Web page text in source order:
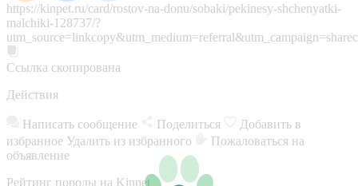
https://kinpet.ru/card/rostov-na-donu/sobaki/pekinesy-shchenyatki-
malchiki-128737/?
Ссылка скопирована
Действия
Написать сообщение Поделиться
Добавить в
избранное Удалить из избранного
Пожаловаться на
объявление
Рейтинг породы на Kinpet